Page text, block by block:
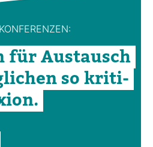
für Aus­tausch
so kri­ti­